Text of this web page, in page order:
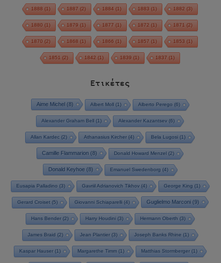
1888 (1) 1887 (2) 1884 (1) 1883 (1) 1882 (3)
1880 (1) 1879 (1) 1877 (1) 1872 (1) 1871 (2)
1870 (2) 1868 (1) 1866 (1) 1857 (1) 1853 (1)
1851 (2) 1842 (1) 1839 (1) 1837 (1)
Ετικέτες
Aime Michel(8) Albert Moll(1) Alberto Perego (6)
Alexander Graham Bell (1) Alexander Kazantsev (6)
Allan Kardec (2) Athanasius Kircher (4) Bela Lugosi (1)
Camille Flammarion (8) Donald Howard Menzel (2)
Donald Keyhoe(8) Emanuel Swedenborg (4)
Eusapia Palladino (3) Gavriil Adrianovich Tikhov(4) George King (1)
Gerard Croiset(5) Giovanni Schiaparelli(4) Guglielmo Marconi(9)
Hans Bender(2) Harry Houdini(3) Hermann Oberth (3)
James Braid (2) Jean Plantier(3) Joseph Banks Rhine (1)
Kaspar Hauser(1) Margarethe Timm(1) Matthias Stormberger(1)